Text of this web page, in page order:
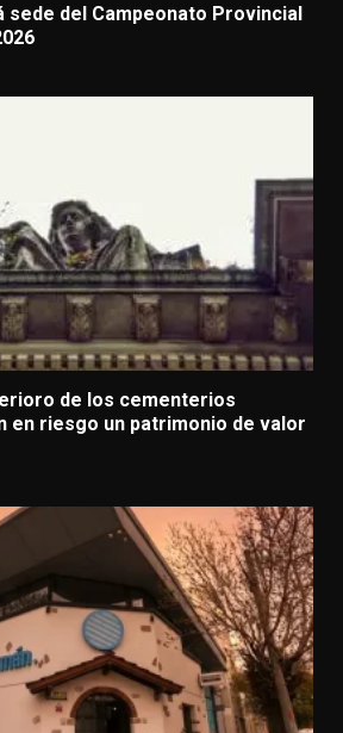
sede del Campeonato Provincial
de los cementerios
en riesgo un patrimonio de valor